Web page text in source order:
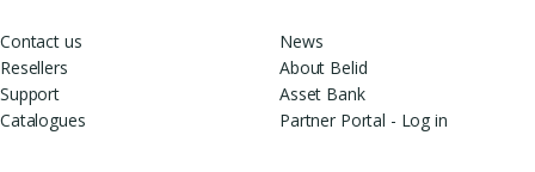
Contact us
Resellers
Support
Catalogues
News
About Belid
Asset Bank
Partner Portal - Log in